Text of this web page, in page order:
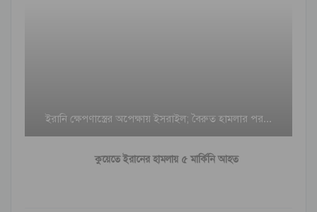
ইরানি ক্ষেপণাস্ত্রের অপেক্ষায় ইসরাইল; বৈরুত হামলার পর…
কুয়েতে ইরানের হামলায় ৫ মার্কিনি আহত